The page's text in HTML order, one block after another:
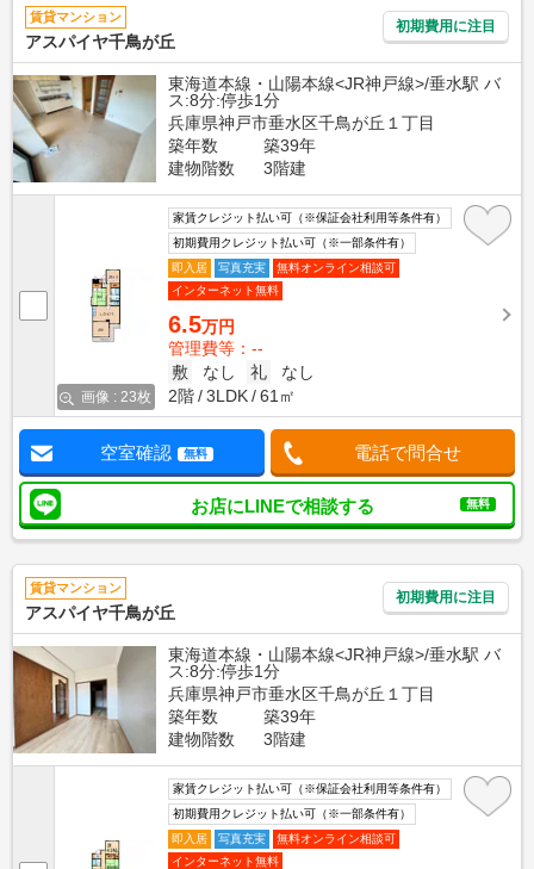
賃貸マンション
アスパイヤ千鳥が丘
初期費用に注目
東海道本線・山陽本線<JR神戸線>/垂水駅 バ
ス:8分:停歩1分
兵庫県神戸市垂水区千鳥が丘１丁目
築年数
築39年
建物階数
3階建
画像 : 23枚
家賃クレジット払い可（※保証会社利用等条件有）
初期費用クレジット払い可（※一部条件有）
即入居
写真充実
無料オンライン相談可
インターネット無料
6.5万円
管理費等：--
敷
なし 礼
なし
2階
3LDK 61㎡
空室確認 無料 電話で問合せ
お店にLINEで相談する 無料
賃貸マンション
アスパイヤ千鳥が丘
初期費用に注目
東海道本線・山陽本線<JR神戸線>/垂水駅 バ
ス:8分:停歩1分
兵庫県神戸市垂水区千鳥が丘１丁目
築年数
築39年
建物階数
3階建
家賃クレジット払い可（※保証会社利用等条件有）
初期費用クレジット払い可（※一部条件有）
即入居
写真充実
無料オンライン相談可
インターネット無料